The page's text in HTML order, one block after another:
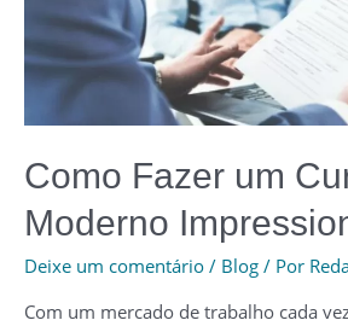
Como Fazer um
Moderno
Deixe um comentário / Blog / Por
Com um mercado de trabalho cada